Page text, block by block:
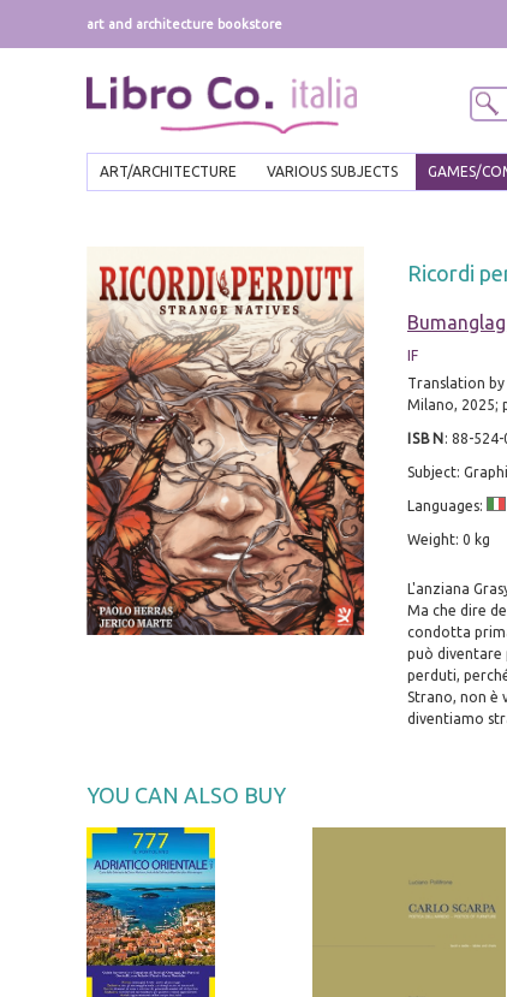
art and architecture bookstore
ART/ARCHITECTURE VARIOUS SUBJECTS GAMES/
Ricordi
IF
Translation by
Milano, 2025;
ISBN : 88-524-
Subject:
Languages:
Weight: 0 kg
L'anziana
Ma che dire
condotta
può diventare
perduti,
Strano, non è
diventiamo
YOU CAN ALSO BUY